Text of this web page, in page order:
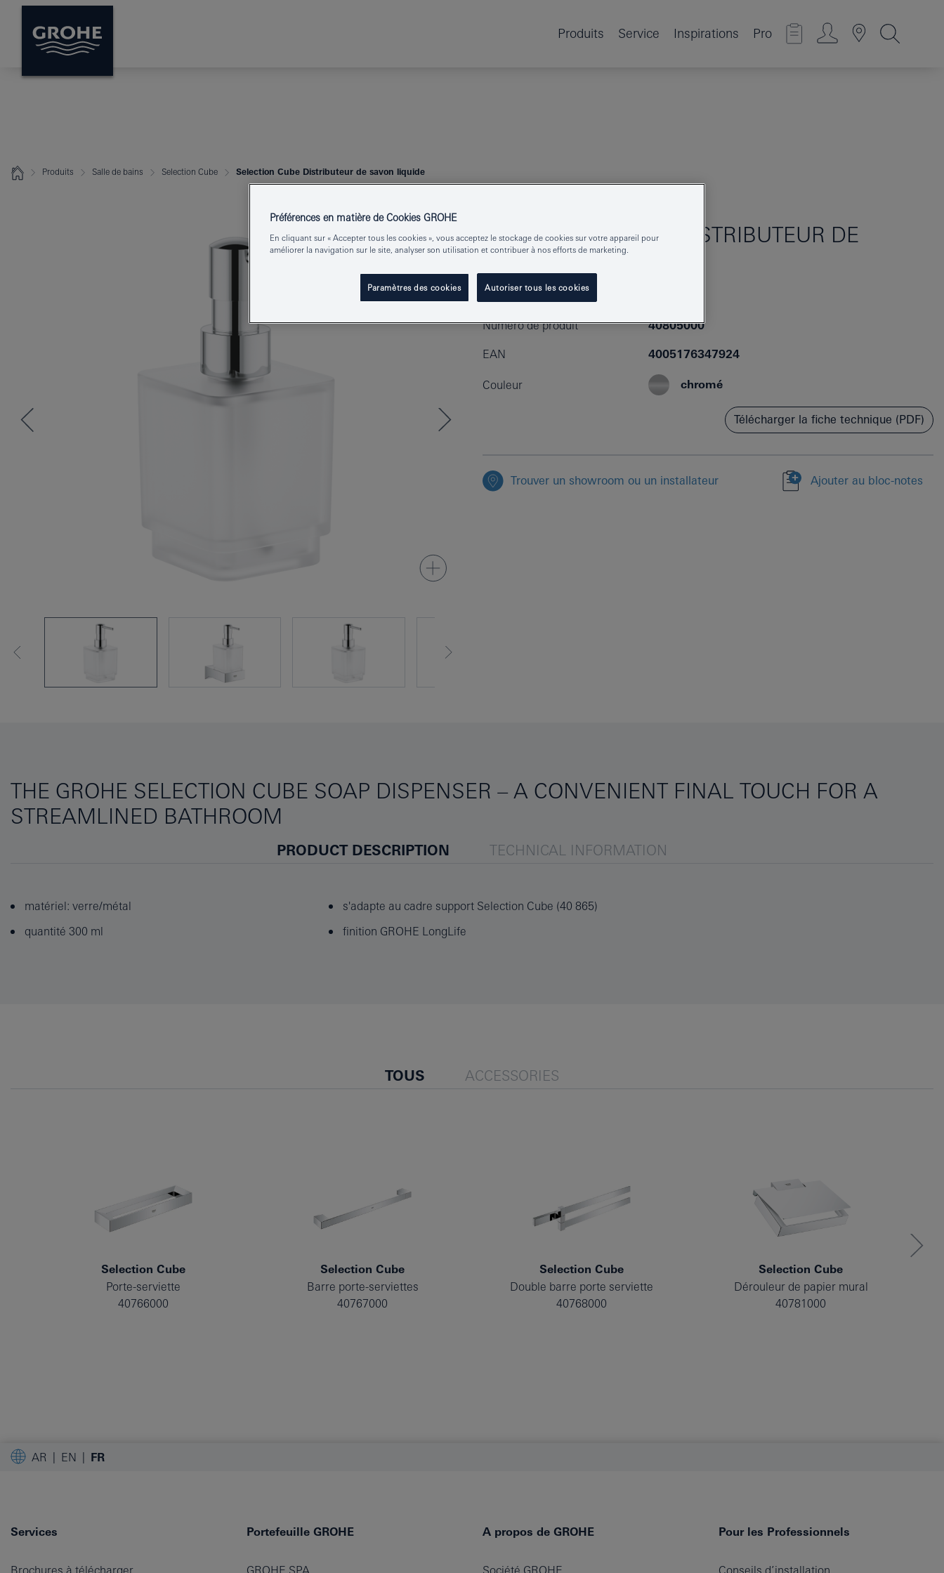
Produits Service Inspirations Pro
Produits Salle de bains Selection Cube Selection Cube Distributeur de savon liquide
SELECTION CUBE
DISTRIBUTEUR DE
SAVON LIQUIDE
Numéro de produit 40805000
EAN 4005176347924
Couleur chromé
Télécharger la fiche technique (PDF)
Trouver un showroom ou un installateur Ajouter au bloc-notes
THE GROHE SELECTION CUBE SOAP DISPENSER – A CONVENIENT FINAL TOUCH FOR A
STREAMLINED BATHROOM
PRODUCT DESCRIPTION TECHNICAL INFORMATION
matériel: verre/métal
quantité 300 ml
s'adapte au cadre support Selection Cube (40 865)
finition GROHE LongLife
TOUS ACCESSORIES
Selection Cube
Porte-serviette
40766000
Selection Cube
Barre porte-serviettes
40767000
Selection Cube
Double barre porte serviette
40768000
Selection Cube
Dérouleur de papier mural
40781000
AR EN FR
Services
Brochures à télécharger
Portefeuille GROHE
GROHE SPA
A propos de GROHE
Société GROHE
Pour les Professionnels
Conseils d’installation
Préférences en matière de Cookies GROHE
En cliquant sur « Accepter tous les cookies », vous acceptez le stockage de cookies sur votre appareil pour
améliorer la navigation sur le site, analyser son utilisation et contribuer à nos efforts de marketing.
Paramètres des cookies Autoriser tous les cookies